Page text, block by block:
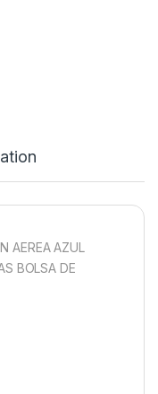
AEREA AZUL
BOLSA DE